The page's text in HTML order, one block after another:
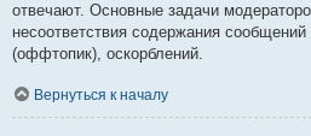
отвечают. Основные задачи
несоответствия содержания
(оффтопик), оскорблений.
Вернуться к началу